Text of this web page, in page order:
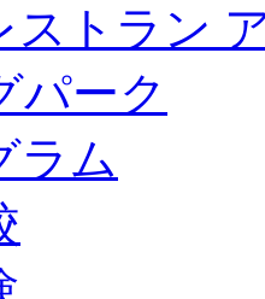
ストラン
パーク
ラム